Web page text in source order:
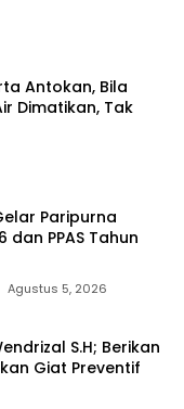
Antokan, Bila
Dimatikan, Tak
Paripurna
dan PPAS Tahun
Agustus 5, 2026
S.H; Berikan
Giat Preventif